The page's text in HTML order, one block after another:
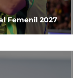
Femenil 2027